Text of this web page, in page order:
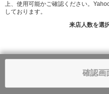
上、使用可能かご確認ください。
しております。
来店人数を選
確認画